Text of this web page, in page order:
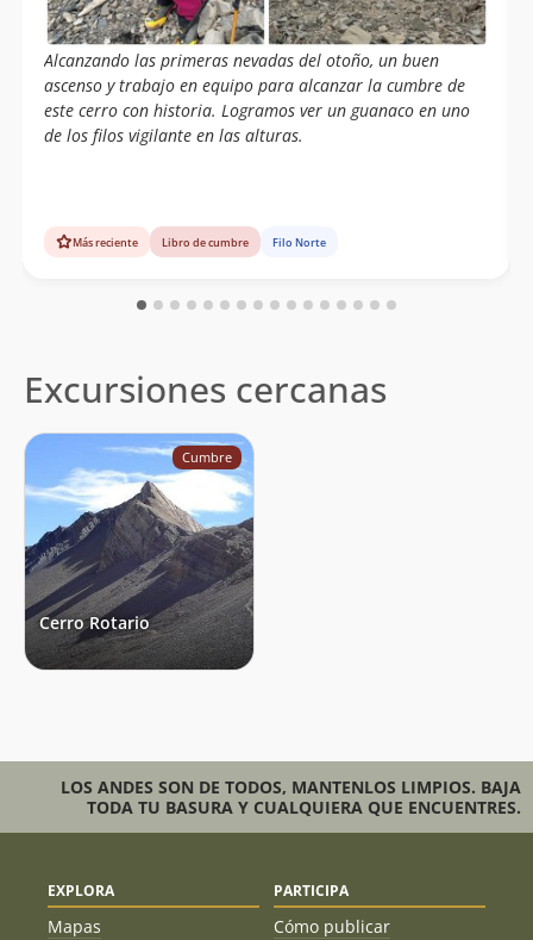
Alcanzando las primeras nevadas del otoño, un buen
ascenso y trabajo en equipo para alcanzar la cumbre de
este cerro con historia. Logramos ver un guanaco en uno
de los filos vigilante en las alturas.
Más reciente Libro de cumbre Filo Norte
Excursiones cercanas
Cumbre
Cerro Rotario
LOS ANDES SON DE TODOS, MANTENLOS LIMPIOS. BAJA
TODA TU BASURA Y CUALQUIERA QUE ENCUENTRES.
EXPLORA
Mapas
PARTICIPA
Cómo publicar